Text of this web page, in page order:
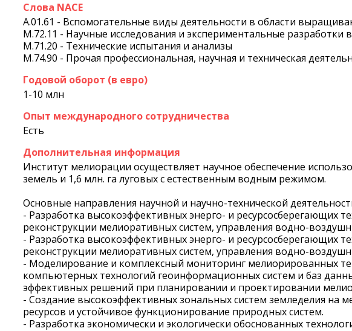
Слова NACE
A.01.61 - Вспомогательные виды деятельности в области
M.72.11 - Научные исследования и экспериментальные разработки
M.71.20 - Технические испытания и анализы
M.74.90 - Прочая профессиональная, научная и техническая
Годовой оборот (в евро)
1-10 млн
Опыт международного сотрудничества
Есть
Дополнительная информация
Институт мелиорации осуществляет научное обеспечение
земель и 1,6 млн. га луговых с естественным водным режимом.
Основные направления научной и научно-технической
- Разработка высокоэффективных энерго- и ресурсосберегающих
реконструкции мелиоративных систем, управления водно-
- Разработка высокоэффективных энерго- и ресурсосберегающих
реконструкции мелиоративных систем, управления водно-
- Моделирование и комплексный мониторинг мелиорированных
компьютерных технологий геоинформационных систем и баз
эффективных решений при планировании и проектировании
- Создание высокоэффективных зональных систем земледелия
ресурсов и устойчивое функционирование природных систем.
- Разработка экономически и экологически обоснованных